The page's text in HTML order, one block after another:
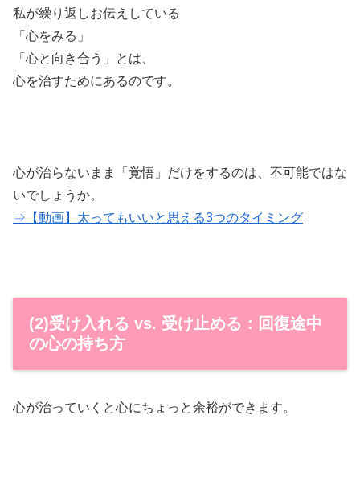
私が繰り返しお伝えしている
「心をみる」
「心と向き合う」とは、
心を治すためにあるのです。
心が治らないまま「覚悟」だけをするのは、不可能ではな
いでしょうか。
⇒【動画】太ってもいいと思える3つのタイミング
(2)受け入れる vs. 受け止める：回復途中
の心の持ち方​
心が治っていくと心にちょっと余裕ができます。